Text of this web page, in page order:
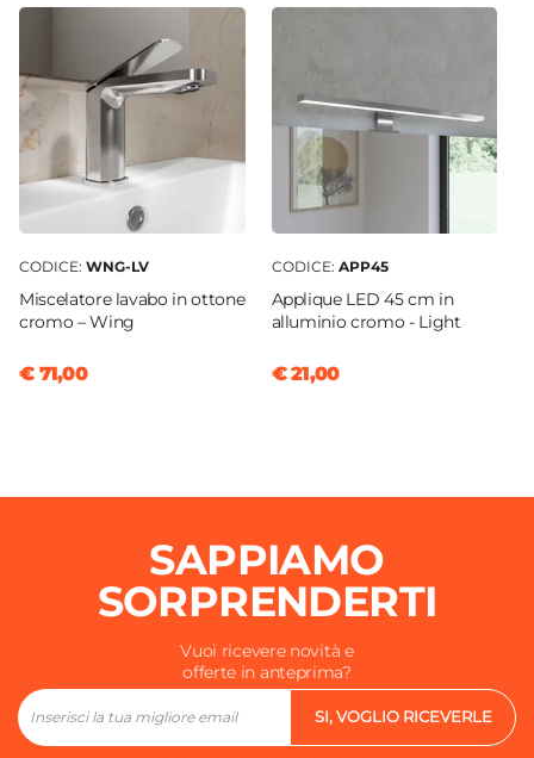
CODICE: WNG-LV
Miscelatore lavabo in ottone
cromo – Wing
€ 71,00
CODICE: APP45
Applique LED 45 cm in
alluminio cromo - Light
€ 21,00
SAPPIAMO
SORPRENDERTI
Vuoi ricevere novità e
offerte in anteprima?
SI, VOGLIO RICEVERLE